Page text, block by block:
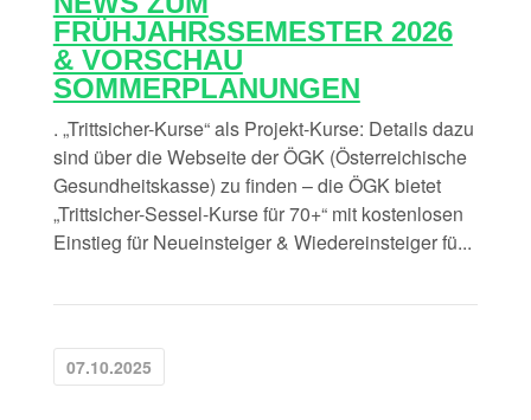
FRÜHJAHRSSEMESTER 2026
& VORSCHAU
SOMMERPLANUNGEN
. „Trittsicher-Kurse“ als Projekt-Kurse: Details dazu
sind über die Webseite der ÖGK (Österreichische
Gesundheitskasse) zu finden – die ÖGK bietet
„Trittsicher-Sessel-Kurse für 70+“ mit kostenlosen
Einstieg für Neueinsteiger & Wiedereinsteiger fü...
07.10.2025